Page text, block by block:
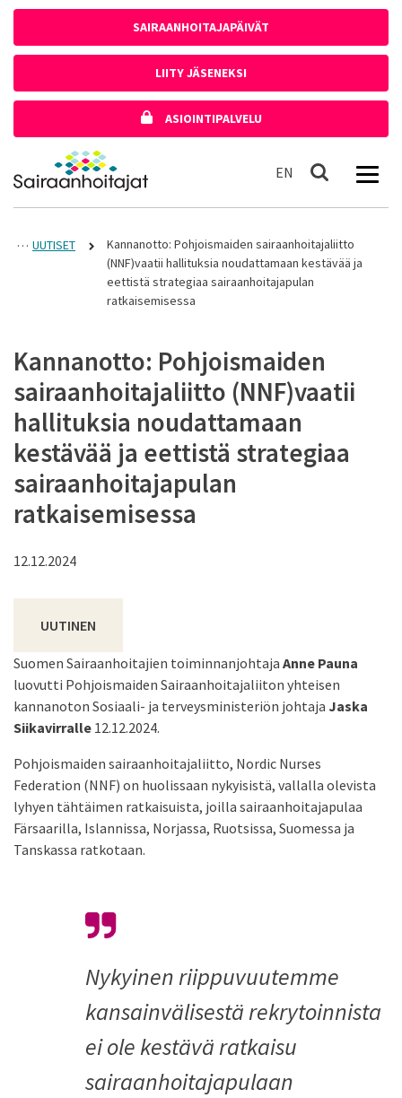
SAIRAANHOITAJAPÄIVÄT
LIITY JÄSENEKSI
ASIOINTIPALVELU
Etusivulle
EN In English
Haku
UUTISET
Kannanotto: Pohjoismaiden sairaanhoitajaliitto
(NNF)vaatii hallituksia noudattamaan kestävää ja
eettistä strategiaa sairaanhoitajapulan
ratkaisemisessa
Kannanotto: Pohjoismaiden
sairaanhoitajaliitto (NNF)vaatii
hallituksia noudattamaan
kestävää ja eettistä strategiaa
sairaanhoitajapulan
ratkaisemisessa
12.12.2024
UUTINEN
Suomen Sairaanhoitajien toiminnanjohtaja Anne Pauna
luovutti Pohjoismaiden Sairaanhoitajaliiton yhteisen
kannanoton Sosiaali- ja terveysministeriön johtaja Jaska
Siikavirralle 12.12.2024.
Pohjoismaiden sairaanhoitajaliitto, Nordic Nurses
Federation (NNF) on huolissaan nykyisistä, vallalla olevista
lyhyen tähtäimen ratkaisuista, joilla sairaanhoitajapulaa
Färsaarilla, Islannissa, Norjassa, Ruotsissa, Suomessa ja
Tanskassa ratkotaan.
Nykyinen riippuvuutemme
kansainvälisestä rekrytoinnista
ei ole kestävä ratkaisu
sairaanhoitajapulaan